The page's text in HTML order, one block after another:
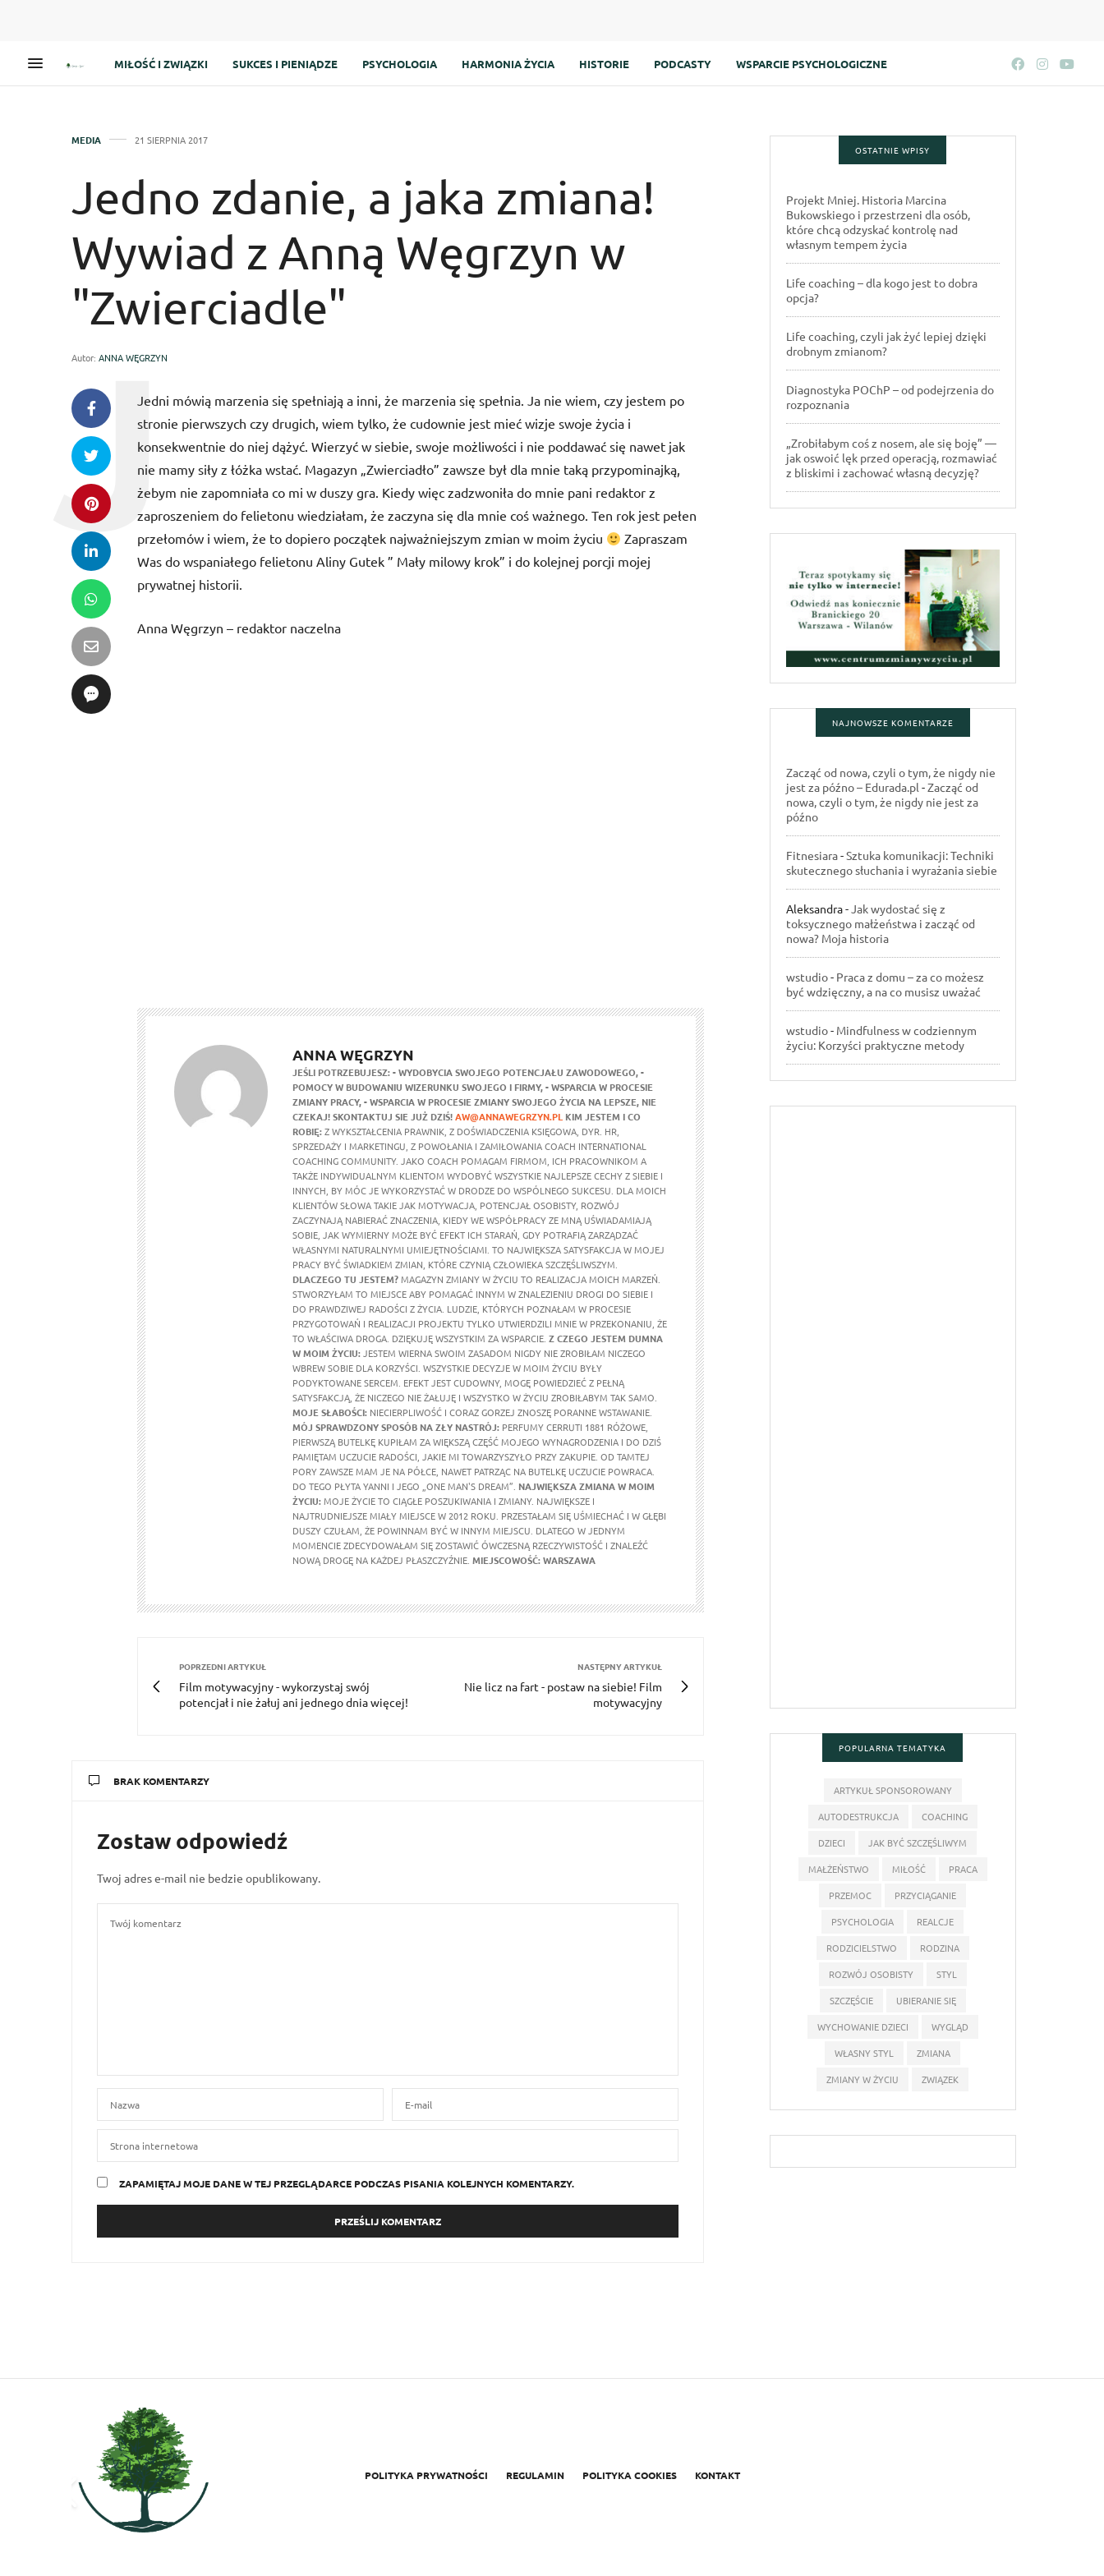
MIŁOŚĆ I ZWIĄZKI SUKCES I PIENIĄDZE PSYCHOLOGIA HARMONIA ŻYCIA HISTORIE PODCASTY WSPARCIE PSYCHOLOGICZNE
MEDIA 21 SIERPNIA 2017
Jedno zdanie, a jaka zmiana!
Wywiad z Anną Węgrzyn w
"Zwierciadle"
Autor: ANNA WĘGRZYN
Jedni mówią marzenia się spełniają a inni, że marzenia się spełnia. Ja nie wiem, czy jestem po
stronie pierwszych czy drugich, wiem tylko, że cudownie jest mieć wizje swoje życia i
konsekwentnie do niej dążyć. Wierzyć w siebie, swoje możliwości i nie poddawać się nawet jak
nie mamy siły z łóżka wstać. Magazyn „Zwierciadło” zawsze był dla mnie taką przypominajką,
żebym nie zapomniała co mi w duszy gra. Kiedy więc zadzwoniła do mnie pani redaktor z
zaproszeniem do felietonu wiedziałam, że zaczyna się dla mnie coś ważnego. Ten rok jest pełen
przełomów i wiem, że to dopiero początek najważniejszym zmian w moim życiu
Zapraszam
Was do wspaniałego felietonu Aliny Gutek ” Mały milowy krok” i do kolejnej porcji mojej
prywatnej historii.
Anna Węgrzyn – redaktor naczelna
ANNA WĘGRZYN
JEŚLI POTRZEBUJESZ:- WYDOBYCIA SWOJEGO POTENCJAŁU ZAWODOWEGO,-
POMOCY W BUDOWANIU WIZERUNKU SWOJEGO I FIRMY,- WSPARCIA W PROCESIE
ZMIANY PRACY,- WSPARCIA W PROCESIE ZMIANY SWOJEGO ŻYCIA NA LEPSZE, NIE
CZEKAJ! SKONTAKTUJ SIE JUŻ DZIŚ!AW@ANNAWEGRZYN.PL KIM JESTEM I CO
ROBIĘ:Z WYKSZTAŁCENIA PRAWNIK, Z DOŚWIADCZENIA KSIĘGOWA, DYR. HR,
SPRZEDAŻY I MARKETINGU, Z POWOŁANIA I ZAMIŁOWANIA COACH INTERNATIONAL
COACHING COMMUNITY. JAKO COACH POMAGAM FIRMOM, ICH PRACOWNIKOM A
TAKŻE INDYWIDUALNYM KLIENTOM WYDOBYĆ WSZYSTKIE NAJLEPSZE CECHY Z SIEBIE I
INNYCH, BY MÓC JE WYKORZYSTAĆ W DRODZE DO WSPÓLNEGO SUKCESU. DLA MOICH
KLIENTÓW SŁOWA TAKIE JAK MOTYWACJA, POTENCJAŁ OSOBISTY, ROZWÓJ
ZACZYNAJĄ NABIERAĆ ZNACZENIA, KIEDY WE WSPÓŁPRACY ZE MNĄ UŚWIADAMIAJĄ
SOBIE, JAK WYMIERNY MOŻE BYĆ EFEKT ICH STARAŃ, GDY POTRAFIĄ ZARZĄDZAĆ
WŁASNYMI NATURALNYMI UMIEJĘTNOŚCIAMI. TO NAJWIĘKSZA SATYSFAKCJA W MOJEJ
PRACY BYĆ ŚWIADKIEM ZMIAN, KTÓRE CZYNIĄ CZŁOWIEKA SZCZĘŚLIWSZYM.
DLACZEGO TU JESTEM?MAGAZYN ZMIANY W ŻYCIU TO REALIZACJA MOICH MARZEŃ.
STWORZYŁAM TO MIEJSCE ABY POMAGAĆ INNYM W ZNALEZIENIU DROGI DO SIEBIE I
DO PRAWDZIWEJ RADOŚCI Z ŻYCIA. LUDZIE, KTÓRYCH POZNAŁAM W PROCESIE
PRZYGOTOWAŃ I REALIZACJI PROJEKTU TYLKO UTWIERDZILI MNIE W PRZEKONANIU, ŻE
TO WŁAŚCIWA DROGA. DZIĘKUJĘ WSZYSTKIM ZA WSPARCIE. Z CZEGO JESTEM DUMNA
W MOIM ŻYCIU:JESTEM WIERNA SWOIM ZASADOM NIGDY NIE ZROBIŁAM NICZEGO
WBREW SOBIE DLA KORZYŚCI. WSZYSTKIE DECYZJE W MOIM ŻYCIU BYŁY
PODYKTOWANE SERCEM. EFEKT JEST CUDOWNY, MOGĘ POWIEDZIEĆ Z PEŁNĄ
SATYSFAKCJĄ, ŻE NICZEGO NIE ŻAŁUJĘ I WSZYSTKO W ŻYCIU ZROBIŁABYM TAK SAMO.
MOJE SŁABOŚCI: NIECIERPLIWOŚĆ I CORAZ GORZEJ ZNOSZĘ PORANNE WSTAWANIE.
MÓJ SPRAWDZONY SPOSÓB NA ZŁY NASTRÓJ: PERFUMY CERRUTI 1881 RÓŻOWE,
PIERWSZĄ BUTELKĘ KUPIŁAM ZA WIĘKSZĄ CZĘŚĆ MOJEGO WYNAGRODZENIA I DO DZIŚ
PAMIĘTAM UCZUCIE RADOŚCI, JAKIE MI TOWARZYSZYŁO PRZY ZAKUPIE. OD TAMTEJ
PORY ZAWSZE MAM JE NA PÓŁCE, NAWET PATRZĄC NA BUTELKĘ UCZUCIE POWRACA.
DO TEGO PŁYTA YANNI I JEGO „ONE MAN'S DREAM”. NAJWIĘKSZA ZMIANA W MOIM
ŻYCIU:MOJE ŻYCIE TO CIĄGŁE POSZUKIWANIA I ZMIANY. NAJWIĘKSZE I
NAJTRUDNIEJSZE MIAŁY MIEJSCE W 2012 ROKU. PRZESTAŁAM SIĘ UŚMIECHAĆ I W GŁĘBI
DUSZY CZUŁAM, ŻE POWINNAM BYĆ W INNYM MIEJSCU. DLATEGO W JEDNYM
MOMENCIE ZDECYDOWAŁAM SIĘ ZOSTAWIĆ ÓWCZESNĄ RZECZYWISTOŚĆ I ZNALEŹĆ
NOWĄ DROGĘ NA KAŻDEJ PŁASZCZYŹNIE. MIEJSCOWOŚĆ: WARSZAWA
POPRZEDNI ARTYKUŁ
Film motywacyjny - wykorzystaj swój
potencjał i nie żałuj ani jednego dnia więcej!
NASTĘPNY ARTYKUŁ
Nie licz na fart - postaw na siebie! Film
motywacyjny
BRAK KOMENTARZY
Zostaw odpowiedź
Twoj adres e-mail nie bedzie opublikowany.
ZAPAMIĘTAJ MOJE DANE W TEJ PRZEGLĄDARCE PODCZAS PISANIA KOLEJNYCH KOMENTARZY.
OSTATNIE WPISY
Projekt Mniej. Historia Marcina
Bukowskiego i przestrzeni dla osób,
które chcą odzyskać kontrolę nad
własnym tempem życia
Life coaching – dla kogo jest to dobra
opcja?
Life coaching, czyli jak żyć lepiej dzięki
drobnym zmianom?
Diagnostyka POChP – od podejrzenia do
rozpoznania
„Zrobiłabym coś z nosem, ale się boję” —
jak oswoić lęk przed operacją, rozmawiać
z bliskimi i zachować własną decyzję?
NAJNOWSZE KOMENTARZE
Zacząć od nowa, czyli o tym, że nigdy nie
jest za późno – Edurada.pl -Zacząć od
nowa, czyli o tym, że nigdy nie jest za
późno
Fitnesiara-Sztuka komunikacji: Techniki
skutecznego słuchania i wyrażania siebie
Aleksandra-Jak wydostać się z
toksycznego małżeństwa i zacząć od
nowa? Moja historia
wstudio- Praca z domu – za co możesz
być wdzięczny, a na co musisz uważać
wstudio- Mindfulness w codziennym
życiu: Korzyści praktyczne metody
POPULARNA TEMATYKA
ARTYKUŁ SPONSOROWANY
AUTODESTRUKCJA
COACHING
DZIECI
JAK BYĆ SZCZĘŚLIWYM
MAŁŻEŃSTWO
MIŁOŚĆ
PRACA
PRZEMOC
PRZYCIĄGANIE
PSYCHOLOGIA
REALCJE
RODZICIELSTWO
RODZINA
ROZWÓJ OSOBISTY
STYL
SZCZĘŚCIE
UBIERANIE SIĘ
WYCHOWANIE DZIECI
WYGLĄD
WŁASNY STYL
ZMIANA
ZMIANY W ŻYCIU
ZWIĄZEK
POLITYKA PRYWATNOŚCI REGULAMIN POLITYKA COOKIES KONTAKT